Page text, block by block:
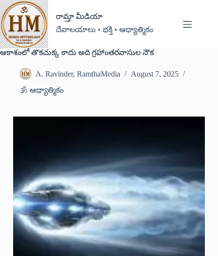
రామ్తా మీడియా
దేవాలయాలు • భక్తి • ఆధ్యాత్మికం
ఆకాశంలో తొకచుక్క కాదు అది గ్రహాంతరవాసుల నౌక
A. Ravinder, RamthaMedia
August 7, 2025
🕉️ ఆధ్యాత్మికం